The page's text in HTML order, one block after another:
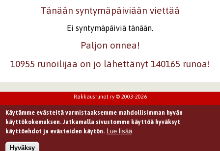
Tänään syntymäpäiviään viettää
Ei syntymäpäiviä tänään.
Paljon onnea!
10955 runoilijaa on jo lähettänyt 140165 runoa!
Rakkausrunot ry © 2003-2026
Käytämme evästeitä varmistaaksemme mahdollisimman hyvän
käyttökokemuksen. Jatkamalla sivustomme käyttöä hyväksyt
käyttöehdot ja evästeiden käytön. Lue lisää
Hyväksy